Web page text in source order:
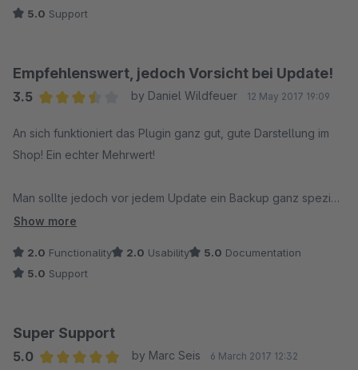
5.0 Support
Empfehlenswert, jedoch Vorsicht bei Update!
3.5
by Daniel Wildfeuer 12 May 2017 19:09
An sich funktioniert das Plugin ganz gut, gute Darstellung im
Shop! Ein echter Mehrwert!
Man sollte jedoch vor jedem Update ein Backup ganz speziell
vom FAQ Manager machen bzw. von den Texten. Wir haben
gesammelten Antworten gelöscht. Sehr ärgerlich.
Show more
2.0 Functionality 2.0 Usability 5.0 Documentation
5.0 Support
Super Support
5.0
by Marc Seis 6 March 2017 12:32